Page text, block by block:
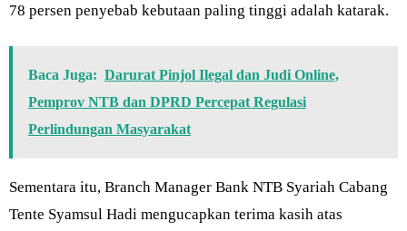
78 persen penyebab kebutaan paling tinggi adalah katarak.
Baca Juga: Darurat Pinjol Ilegal dan Judi Online,
Pemprov NTB dan DPRD Percepat Regulasi
Perlindungan Masyarakat
Sementara itu, Branch Manager Bank NTB Syariah Cabang
Tente Syamsul Hadi mengucapkan terima kasih atas